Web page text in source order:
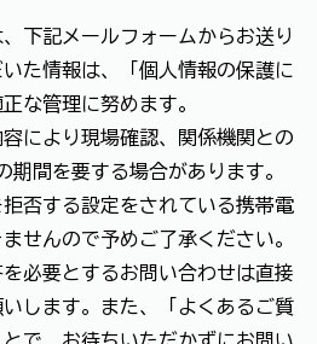
下記メールフォームからお送り
た情報は、「個人情報の保護に
な管理に努めます。
により現場確認、関係機関との
期間を要する場合があります。
否する設定をされている携帯電
せんので予めご了承ください。
必要とするお問い合わせは直接
します。また、「よくあるご質
で、お待ちいただかずにお問い